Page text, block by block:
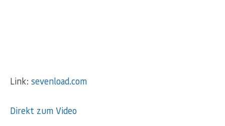
Link: sevenload.com
Direkt zum Video